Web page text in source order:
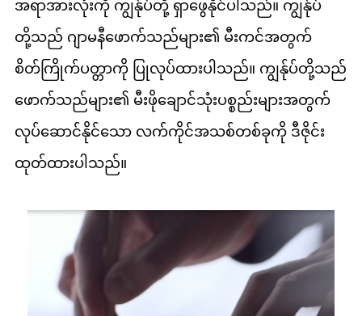
အရာအားလုံးကို ကျွန်ုပ်တို့ ရှာဖွေနိုင်ပါသည်။ ကျွန်ုပ်
တို့သည် ဂျာမနီဖောက်သည်များ၏ မီးကင်အတွက်
စိတ်ကြိုက်ပတ္တာကို ပြုလုပ်ထားပါသည်။ ကျွန်ုပ်တို့သည်
ဖောက်သည်များ၏ မီးဖိုချောင်သုံးပစ္စည်းများအတွက်
လုပ်ဆောင်နိုင်သော လက်ကိုင်အသစ်တစ်ခုကို ဒီဇိုင်း
ထုတ်ထားပါသည်။